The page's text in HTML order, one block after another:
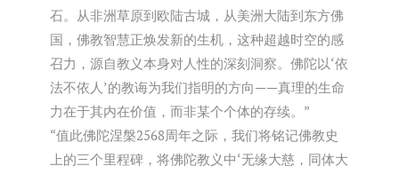
石。从非洲草原到欧陆古城，从美洲大陆到东方佛
国，佛教智慧正焕发新的生机，这种超越时空的感
召力，源自教义本身对人性的深刻洞察。佛陀以‘依
法不依人 ’的教诲为我们指明的方向——真理的生命
力在于其内在价值，而非某个个体的存续。”
“值此佛陀涅槃2568周年之际，我们将铭记佛教史
上的三个里程碑，将佛陀教义中‘无缘大慈，同体大